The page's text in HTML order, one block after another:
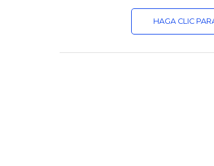
HAGA CLIC